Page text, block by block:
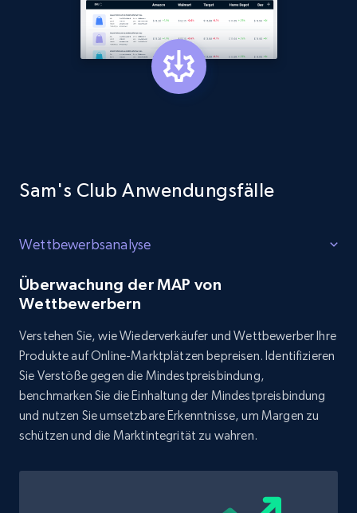
Sam's Club Anwendungsfälle
Wettbewerbsanalyse
Überwachung der MAP von
Wettbewerbern
Verstehen Sie, wie Wiederverkäufer und Wettbewerber Ihre
Produkte auf Online-Marktplätzen bepreisen. Identifizieren
Sie Verstöße gegen die Mindestpreisbindung,
benchmarken Sie die Einhaltung der Mindestpreisbindung
und nutzen Sie umsetzbare Erkenntnisse, um Margen zu
schützen und die Marktintegrität zu wahren.